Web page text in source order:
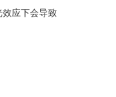
应下会导致